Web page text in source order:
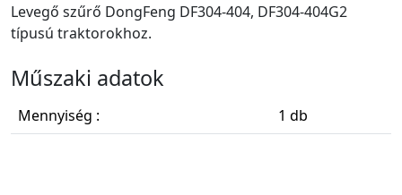
Levegő szűrő DongFeng DF304-404, DF304-404G2
típusú traktorokhoz.
Műszaki adatok
Mennyiség : 1 db